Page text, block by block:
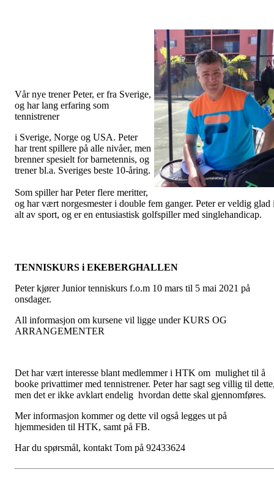
Vår nye trener Peter, er fra Sverige,
og har lang erfaring som
tennistrener
i Sverige, Norge og USA. Peter
har trent spillere på alle nivåer, men
brenner spesielt for barnetennis, og
trener bl.a. Sveriges beste 10-åring.
Som spiller har Peter flere meritter,
og har vært norgesmester i double fem ganger. Peter er veldig glad
alt av sport, og er en entusiastisk golfspiller med
TENNISKURS i EKEBERGHALLEN
Peter kjører Junior tenniskurs f.o.m 10 mars til 5 mai 2021 på
onsdager.
All informasjon om kursene vil ligge under KURS OG
ARRANGEMENTER
Det har vært interesse blant medlemmer i HTK om mulighet til å
booke privattimer med tennistrener. Peter har sagt seg villig til
men det er ikke avklart endelig hvordan dette skal gjennomføres.
Mer informasjon kommer og dette vil også legges ut på
hjemmesiden til HTK, samt på FB.
Har du spørsmål, kontakt Tom på 92433624